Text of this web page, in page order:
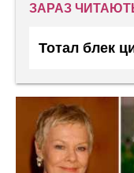
ЗАРАЗ
Тотал блек